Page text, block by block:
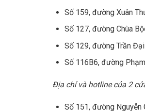
Số 159, đường Xuân
Số 127, đường Chùa
Số 129, đường Trần
Số 116B6, đường
Địa chỉ và hotline của 2
Số 151, đường Nguyễn